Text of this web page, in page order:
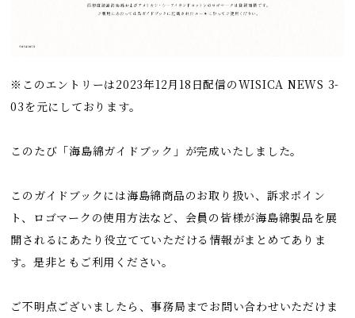
※このエントリーは2023年12月18日配信のWISICA NEWS 3-
03を元にしております。
このたび「海島綿ガイドブック」が完成いたしました。
このガイドブックには海島綿商品のお取り扱い、訴求ポイン
ト、ロゴマークの使用方法など、会員の皆様が海島綿製品を展
開されるにあたり役立てていただける情報がまとめてありま
す。是非ともご利用ください。
ご不明点ございましたら、事務局までお問い合わせいただけま